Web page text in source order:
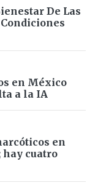
De Las
en México
a la IA
en
hay cuatro